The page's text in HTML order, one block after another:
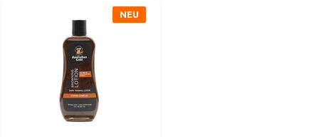
NEU